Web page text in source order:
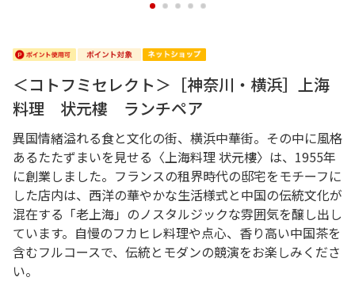
1 2 3 4 5
＜コトフミセレクト＞［神奈川・横浜］上海
料理 状元樓 ランチペア
異国情緒溢れる食と文化の街、横浜中華街。その中に風格
あるたたずまいを見せる〈上海料理 状元樓〉は、1955年
に創業しました。フランスの租界時代の邸宅をモチーフに
した店内は、西洋の華やかな生活様式と中国の伝統文化が
混在する「老上海」のノスタルジックな雰囲気を醸し出し
ています。自慢のフカヒレ料理や点心、香り高い中国茶を
含むフルコースで、伝統とモダンの競演をお楽しみくださ
い。